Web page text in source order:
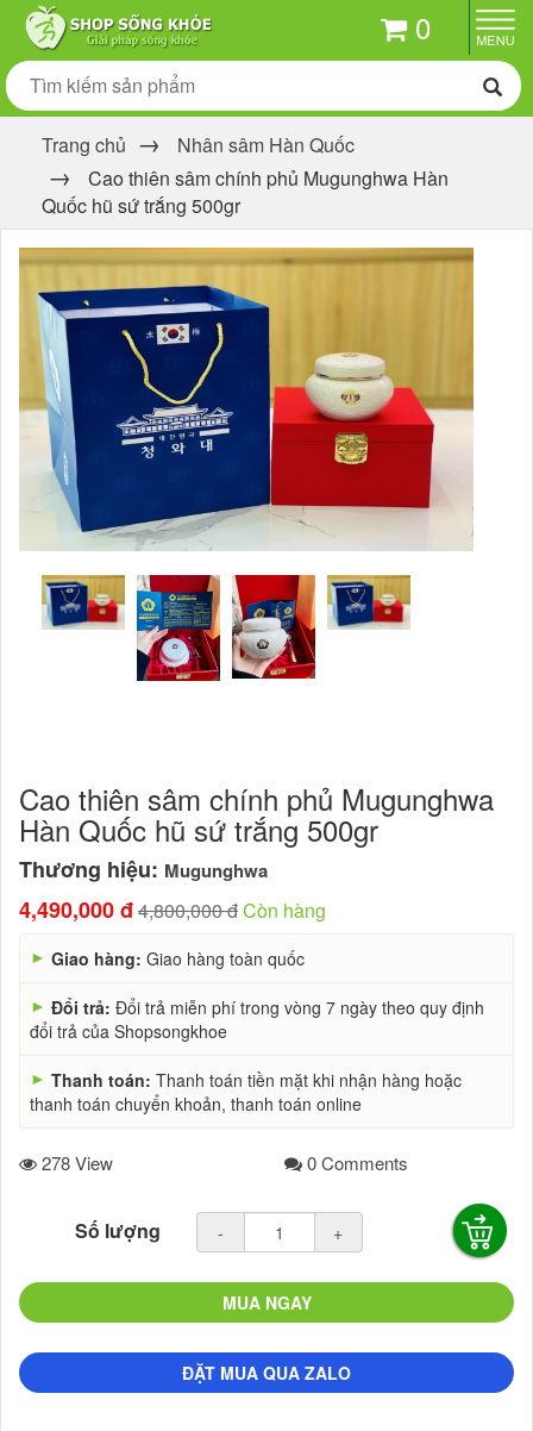
0
Trang chủ
Nhân sâm Hàn Quốc
Cao thiên sâm chính phủ Mugunghwa Hàn
Quốc hũ sứ trắng 500gr
Cao thiên sâm chính phủ Mugunghwa
Hàn Quốc hũ sứ trắng 500gr
Thương hiệu: Mugunghwa
4,490,000 đ4,800,000 đCòn hàng
► Giao hàng: Giao hàng toàn quốc
► Đổi trả: Đổi trả miễn phí trong vòng 7 ngày theo quy định
đổi trả của Shopsongkhoe
► Thanh toán: Thanh toán tiền mặt khi nhận hàng hoặc
thanh toán chuyển khoản, thanh toán online
278 View 0 Comments
Số lượng - +
MUA NGAY
ĐẶT MUA QUA ZALO